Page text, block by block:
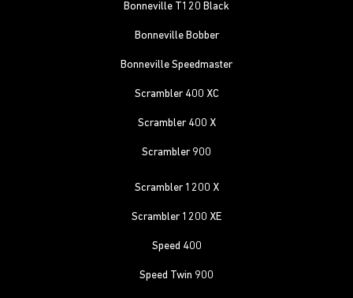
Bonneville T120 Black
Bonneville Bobber
Bonneville Speedmaster
Scrambler 400 XC
Scrambler 400 X
Scrambler 900
Scrambler 1200 X
Scrambler 1200 XE
Speed 400
Speed Twin 900